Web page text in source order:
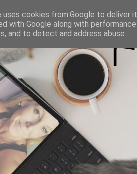
uses cookies from Google to deliver
with Google along with
and to detect and address abuse.